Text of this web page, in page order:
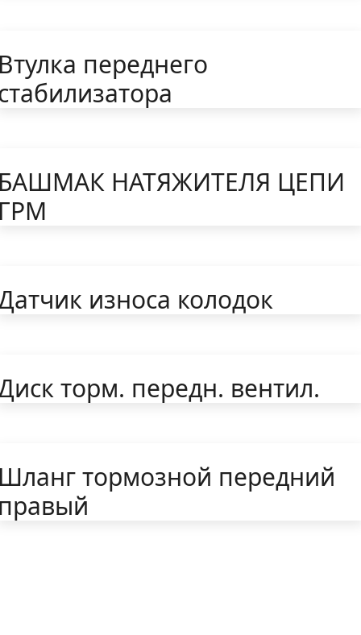
переднего
НАТЯЖИТЕЛЯ ЦЕПИ
износа колодок
торм. передн. вентил.
тормозной передний